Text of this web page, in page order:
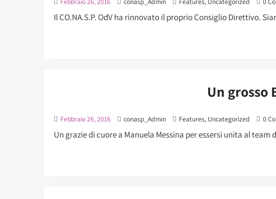
Il CO.NA.S.P. OdV ha rinnovato il proprio Consiglio Direttivo.
Un grosso
Febbraio 26, 2016 conasp_Admin Features, Uncategorized 0
Un grazie di cuore a Manuela Messina per essersi unita al